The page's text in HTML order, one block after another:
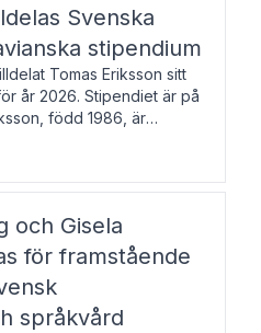
Svenska
stipendium
Tomas Eriksson sitt
år 2026. Stipendiet är på
född 1986, är
och författare och
och Gisela
för framstående
språkvård